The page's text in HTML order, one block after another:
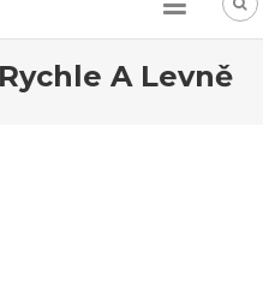
A Levně